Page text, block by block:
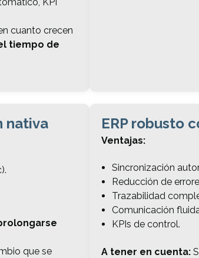
cuanto crecen
tiempo de
nativa
que se
ERP robusto
Ventajas:
Sincronización
Reducción de
Trazabilidad
Comunicación
KPIs de control.
A tener en cuenta: